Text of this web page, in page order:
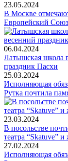
23.05.2024
В Москве
Европейский Союз
06.04.2024
Латышская школа
праздник Пасхи
25.03.2024
Исполняющая
Рутка почтила
23.03.2024
В посольстве
театра “Skatuve”
27.02.2024
Исполняющая